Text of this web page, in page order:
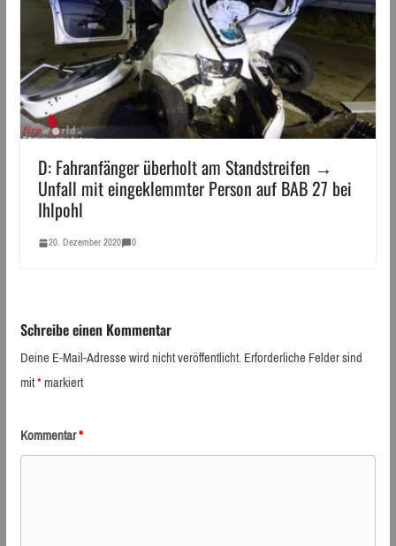
D: Fahranfänger überholt am Standstreifen →
Unfall mit eingeklemmter Person auf BAB 27 bei
Ihlpohl
20. Dezember 2020 0
Schreibe einen Kommentar
Deine E-Mail-Adresse wird nicht veröffentlicht.Erforderliche Felder sind
mit*markiert
Kommentar*